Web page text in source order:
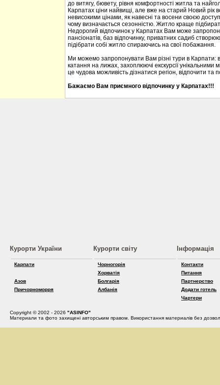
до витягу, бювету, рівня комфортності житла та
Карпатах ціни найвищі, але вже на старий Новий рік
невисокими цінами, як навесні та восени своєю
чому визначається сезонністю. Житло краще
Недорогий відпочинок у Карпатах Вам може
пансіонатів, баз відпочинку, приватних садиб
підібрати собі житло спираючись на свої побажання.
Ми можемо запропонувати Вам різні тури в Карпати:
катання на лижах, захоплюючі екскурсії
це чудова можливість дізнатися регіон, відпочити та
Бажаємо Вам приємного відпочинку у Карпатах!!!
Курорти України
Карпати
Азов
Причорноморря
Курорти світу
Чорногорія
Хорватія
Болгарія
Албанія
Інформація
Контакти
Питання
Партнерство
Додати готель
Чартери
Copyright © 2002 - 2026 "ASINFO"
Материали та фото захищені авторським правом. Використання материалів без